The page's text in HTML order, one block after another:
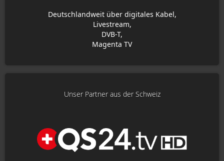
Deutschlandweit über digitales Kabel,
Livestream,
DVB-T,
Magenta TV
Unser Partner aus der Schweiz